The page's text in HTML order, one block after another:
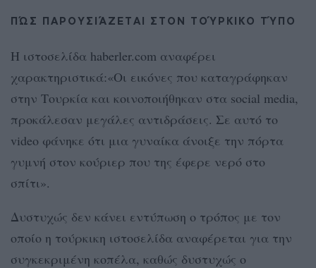
ΠΏΣ ΠΑΡΟΥΣΙΆΖΕΤΑΙ ΣΤΟΝ ΤΟΎΡΚΙΚΟ ΤΎΠΟ
Η ιστοσελίδα haberler.com αναφέρει
χαρακτηριστικά:«Οι εικόνες που καταγράφηκαν
στην Τουρκία και κοινοποιήθηκαν στα social media,
προκάλεσαν μεγάλες αντιδράσεις. Σε αυτό το
video φάνηκε ότι μια γυναίκα άνοιξε την πόρτα
γυμνή στον κούριερ που της έφερε νερό στο
σπίτι».
Δυστυχώς δεν κάνει εντύπωση ο τρόπος με τον
οποίο η τούρκικη ιστοσελίδα αναφέρεται για την
συγκεκριμένη κοπέλα, καθώς δυστυχώς ο